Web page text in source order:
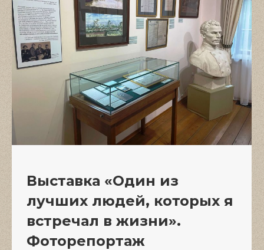
Выставка «Один из
лучших людей, которых я
встречал в жизни».
Фоторепортаж